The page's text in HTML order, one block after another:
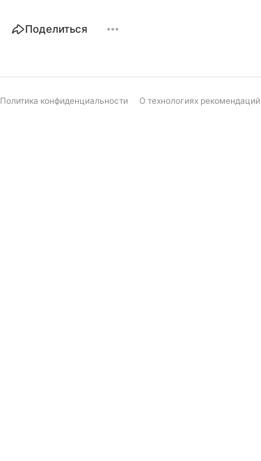
Поделиться
Политика конфиденциальности О технологиях рекомендаций